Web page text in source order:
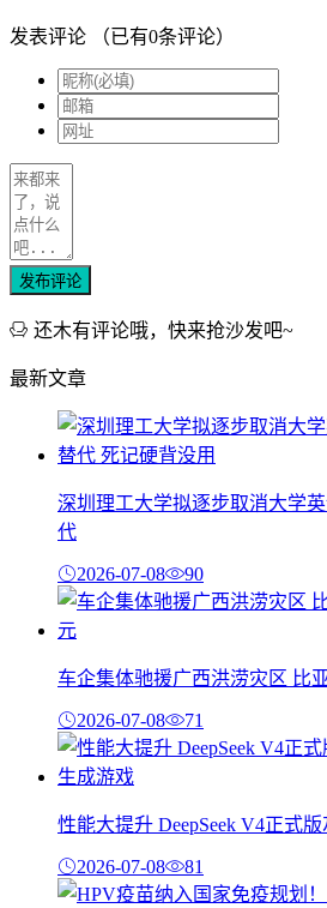
发表评论 （已有0条评论）
发布评论
还木有评论哦，快来抢沙发吧~
最新文章
深圳理工大学拟逐步取消大学
代
2026-07-08 90
车企集体驰援广西洪涝灾区 比
2026-07-08 71
性能大提升 DeepSeek V4正式
2026-07-08 81